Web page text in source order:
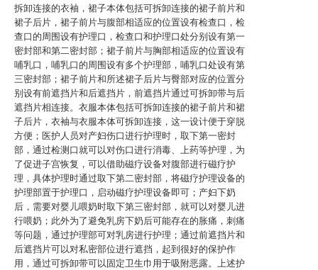
拆卸连接的衣袖，裙子本体包括可拆卸连接的裙子前片和
裙子后片，裙子前片与腹部相适应的位置设有检查口，检
查口的周围设有护理口，检查口和护理口处分别设有第一
密封部和第二密封部；裙子前片与胸部相适应的位置设有
哺乳口，哺乳口的周围设有多个护理部，哺乳口处设有第
三密封部；裙子前片和所述裙子后片与臀部对应的位置分
别设有前遮挡片和后遮挡片，前遮挡片通过可拆卸带与后
遮挡片相连接。衣服本体包括可拆卸连接的裙子前片和裙
子后片，衣袖与衣服本体可拆卸连接，这一设计便于穿脱
方便；医护人员对产妇伤口进行护理时，取下第一密封
部，通过检测口就可以对伤口进行消毒、上药等护理，为
了促进子宫恢复，可以借助磁疗设备对腹部进行磁疗护
理，具体护理时通过取下第二密封部，将磁疗护理设备的
护理部置于护理口，启动磁疗护理设备即可；产妇下奶
后，需要对婴儿喂奶时取下第三密封部，就可以对婴儿进
行喂奶；此外为了避免乳房下奶后可能存在的胀痛，刺痛
等问题，通过护理部可对乳房进行护理；通过前遮挡片和
后遮挡片可以对私密部位进行遮挡，起到很好的保护作
用，通过可拆卸带可以固定卫生巾用于吸附恶露。上述护